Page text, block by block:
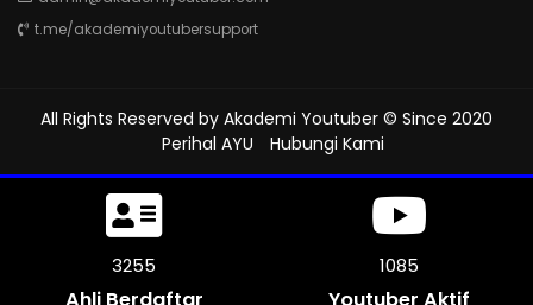
t.me/akademiyoutubersupport
All Rights Reserved by Akademi Youtuber © Since 2020
Perihal AYU
Hubungi Kami
3636 1212